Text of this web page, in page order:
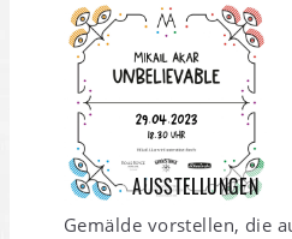
AUSSTELLUNGEN
Gemälde vorstellen, die